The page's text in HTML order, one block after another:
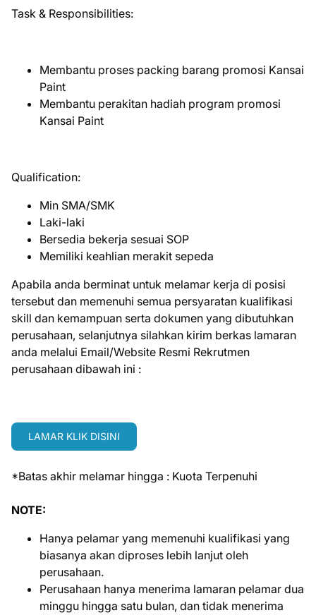
Task & Responsibilities:
Membantu proses packing barang promosi Kansai
Paint
Membantu perakitan hadiah program promosi
Kansai Paint
Qualification:
Min SMA/SMK
Laki-laki
Bersedia bekerja sesuai SOP
Memiliki keahlian merakit sepeda
Apabila anda berminat untuk melamar kerja di posisi
tersebut dan memenuhi semua persyaratan kualifikasi
skill dan kemampuan serta dokumen yang dibutuhkan
perusahaan, selanjutnya silahkan kirim berkas lamaran
anda melalui Email/Website Resmi Rekrutmen
perusahaan dibawah ini :
LAMAR KLIK DISINI
*Batas akhir melamar hingga : Kuota Terpenuhi
NOTE:
Hanya pelamar yang memenuhi kualifikasi yang
biasanya akan diproses lebih lanjut oleh
perusahaan.
Perusahaan hanya menerima lamaran pelamar dua
minggu hingga satu bulan, dan tidak menerima